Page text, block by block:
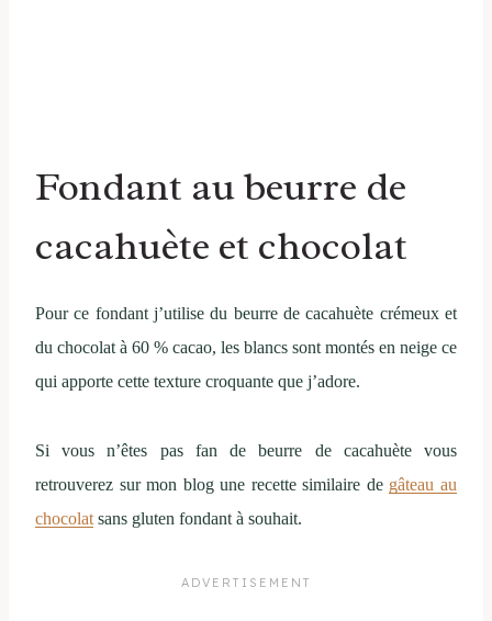
Fondant au beurre de
cacahuète et chocolat
Pour ce fondant j’utilise du beurre de cacahuète crémeux et
du chocolat à 60 % cacao, les blancs sont montés en neige ce
qui apporte cette texture croquante que j’adore.
Si vous n’êtes pas fan de beurre de cacahuète vous
retrouverez sur mon blog une recette similaire de gâteau au
chocolatsans gluten fondant à souhait.